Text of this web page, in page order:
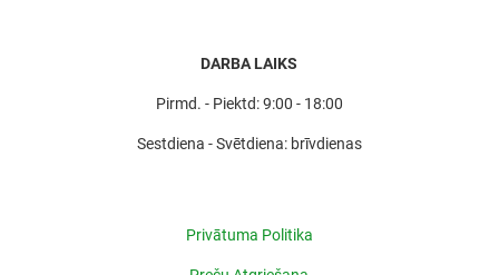
DARBA LAIKS
Pirmd. - Piektd: 9:00 - 18:00
Sestdiena - Svētdiena: brīvdienas
Privātuma Politika